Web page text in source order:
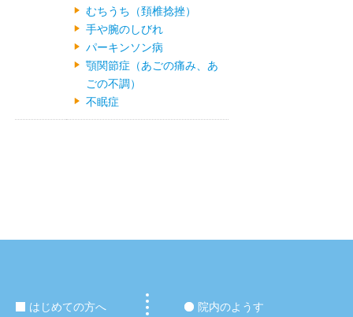
むちうち（頚椎捻挫）
手や腕のしびれ
パーキンソン病
顎関節症（あごの痛み、あ
ごの不調）
不眠症
はじめての方へ
院内のようす